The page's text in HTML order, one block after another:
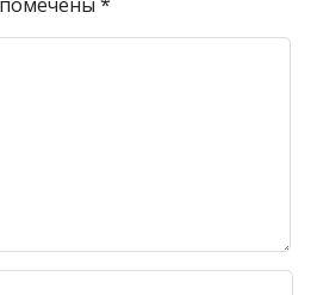
помечены*